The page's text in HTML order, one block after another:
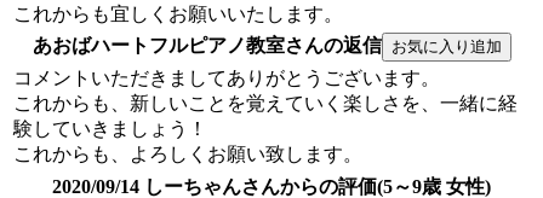
これからも宜しくお願いいたします。
あおばハートフルピアノ教室さんの返信
コメントいただきましてありがとうございます。
これからも、新しいことを覚えていく楽しさを、一緒に経
験していきましょう！
これからも、よろしくお願い致します。
2020/09/14 しーちゃんさんからの評価(5～9歳 女性)